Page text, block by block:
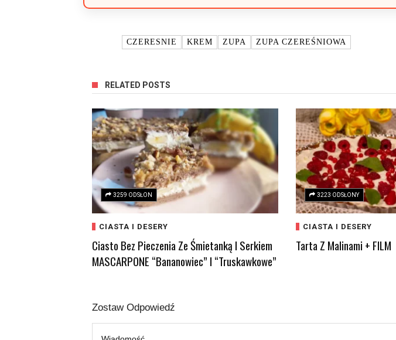
CZERESNIE KREM ZUPA ZUPA CZEREŚNIOWA
RELATED POSTS
3259 ODSŁON
CIASTA I DESERY
Ciasto Bez Pieczenia Ze Śmietanką I Serkiem
MASCARPONE “bananowiec” I “truskawkowe”
3223 ODSŁONY
CIASTA I DESERY
Tarta Z Malinami + FILM
Zostaw Odpowiedź